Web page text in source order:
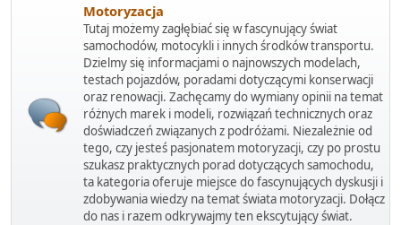
Motoryzacja
Tutaj możemy zagłębiać się w fascynujący świat
samochodów, motocykli i innych środków transportu.
Dzielmy się informacjami o najnowszych modelach,
testach pojazdów, poradami dotyczącymi konserwacji
oraz renowacji. Zachęcamy do wymiany opinii na temat
różnych marek i modeli, rozwiązań technicznych oraz
doświadczeń związanych z podróżami. Niezależnie od
tego, czy jesteś pasjonatem motoryzacji, czy po prostu
szukasz praktycznych porad dotyczących samochodu,
ta kategoria oferuje miejsce do fascynujących dyskusji i
zdobywania wiedzy na temat świata motoryzacji. Dołącz
do nas i razem odkrywajmy ten ekscytujący świat.